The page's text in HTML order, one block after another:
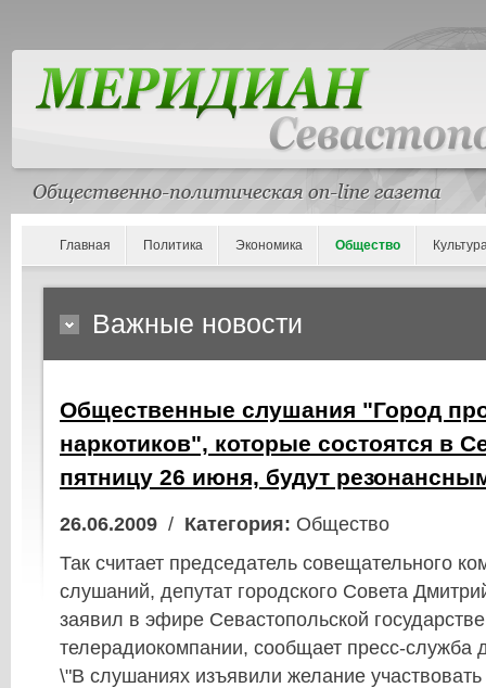
Главная Политика Экономика Общество
Важные новости
Общественные слушания "Город
наркотиков", которые состоятся в
пятницу 26 июня, будут
26.06.2009 / Категория: Общество
Так считает председатель совещательного
слушаний, депутат городского Совета
заявил в эфире Севастопольской
телерадиокомпании, сообщает пресс-служба
\"В слушаниях изъявили желание